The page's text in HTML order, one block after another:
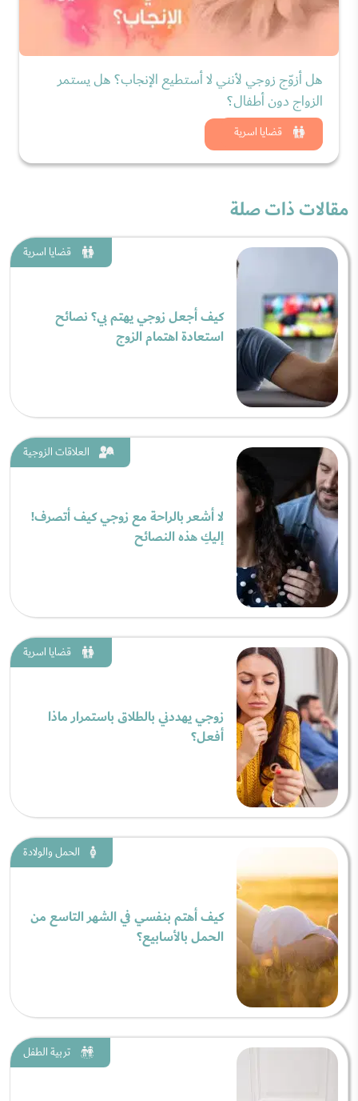
قضايا اسرية
هل أزوّج زوجي لأنني لا أستطيع الإنجاب؟ هل يستمر
الزواج دون أطفال؟
شاهد الان
مقالات ذات صلة
قضايا اسرية
كيف أجعل زوجي يهتم بي؟ نصائح
استعادة اهتمام الزوج
العلاقات الزوجية
لا أشعر بالراحة مع زوجي كيف أتصرف!
إليكِ هذه النصائح
قضايا اسرية
زوجي يهددني بالطلاق باستمرار ماذا
أفعل؟
الحمل والولادة
كيف أهتم بنفسي في الشهر التاسع من
الحمل بالأسابيع؟
تربية الطفل